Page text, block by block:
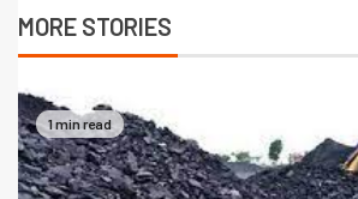
MORE STORIES
1 min read